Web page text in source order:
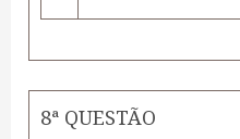
8ª QUESTÃO